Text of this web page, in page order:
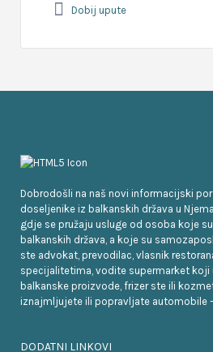
Dobij upute
Dobrodošli na naš novi informacijski
doseljenike iz balkanskih država u
gdje se pružaju usluge od osoba koje
balkanskih država, a koje su
ste advokat, prevodilac, vlasnik
specijalitetima, vodite supermarket
balkanske proizvode, frizer ste ili
iznajmljujete ili popravljate automobile –
DODATNI LINKOVI